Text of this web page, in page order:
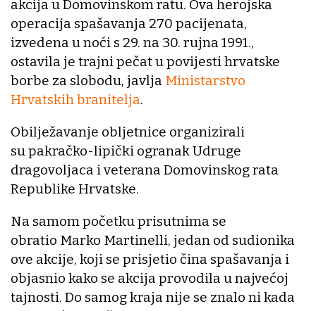
akcija u Domovinskom ratu. Ova herojska
operacija spašavanja 270 pacijenata,
izvedena u noći s 29. na 30. rujna 1991.,
ostavila je trajni pečat u povijesti hrvatske
borbe za slobodu, javlja Ministarstvo
Hrvatskih branitelja.
Obilježavanje obljetnice organizirali
su pakračko-lipički ogranak Udruge
dragovoljaca i veterana Domovinskog rata
Republike Hrvatske.
Na samom početku prisutnima se
obratio Marko Martinelli, jedan od sudionika
ove akcije, koji se prisjetio čina spašavanja i
objasnio kako se akcija provodila u najvećoj
tajnosti. Do samog kraja nije se znalo ni kada